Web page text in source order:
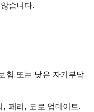
습니다.
험 또는 낮은 자기부담
, 페리, 도로 업데이트.